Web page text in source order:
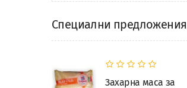
Специални предложения
Захарна маса за